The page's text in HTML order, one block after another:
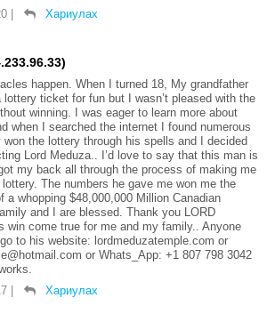
| Хариулах
happen. When I turned 18, My grandfather
ticket for fun but I wasn’t pleased with the
winning. I was eager to learn more about
when I searched the internet I found numerous
the lottery through his spells and I decided
Lord Meduza.. I’d love to say that this man is
my back all through the process of making me
The numbers he gave me won me the
a whopping $48,000,000 Million Canadian
and I are blessed. Thank you LORD
win come true for me and my family.. Anyone
to his website: lordmeduzatemple.com or
or Whats_App: +1 807 798 3042
| Хариулах